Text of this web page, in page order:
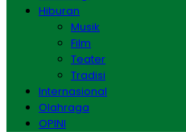
Hiburan
Musik
Film
Teater
Tradisi
Internasional
Olahraga
OPINI